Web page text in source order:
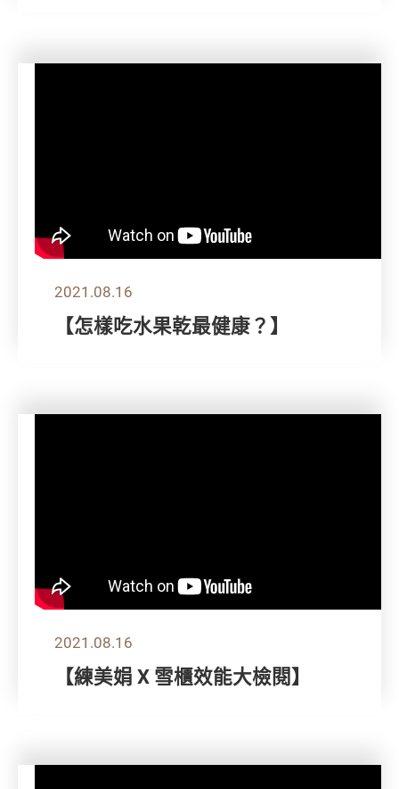
2021.08.16
【怎樣吃水果乾最健康？】
2021.08.16
【練美娟 X 雪櫃效能大檢閱】